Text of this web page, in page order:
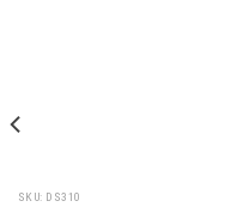
SKU: DS310